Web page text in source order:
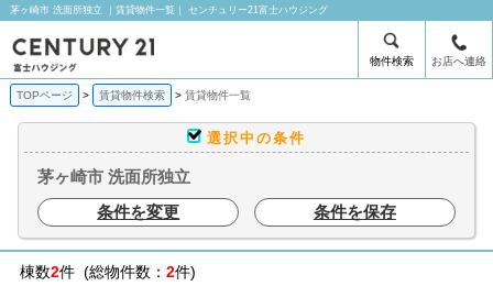
茅ヶ崎市 洗面所独立 ｜賃貸物件一覧｜ センチュリー21富士ハウジング
物件検索 お店へ連絡
TOPページ 賃貸物件検索 賃貸物件一覧
選択中の条件
茅ヶ崎市 洗面所独立
条件を変更
条件を保存
棟数2件 (総物件数： 2件)